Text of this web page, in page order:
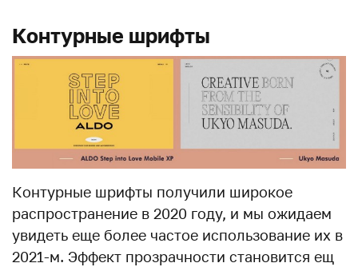
Контурные шрифты
Контурные шрифты получили широкое
распространение в 2020 году, и мы ожидаем
увидеть еще более частое использование их в
2021-м. Эффект прозрачности становится ещ